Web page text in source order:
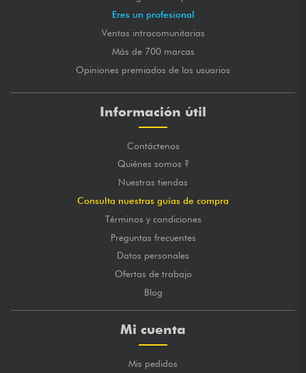
Eres un profesional
Ventas intracomunitarias
Más de 700 marcas
Opiniones premiados de los usuarios
Información útil
Contáctenos
Quiénes somos ?
Nuestras tiendas
Consulta nuestras guías de compra
Términos y condiciones
Preguntas frecuentes
Datos personales
Ofertas de trabajo
Blog
Mi cuenta
Mis pedidos